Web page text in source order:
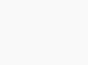
roku od 14 dana da
zajedno sa računom.